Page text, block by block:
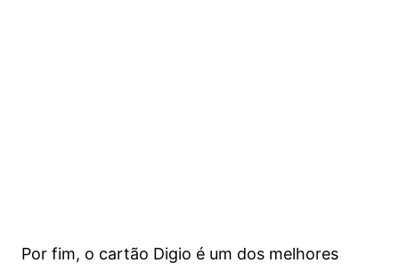
Por fim, o cartão Digio é um dos melhores